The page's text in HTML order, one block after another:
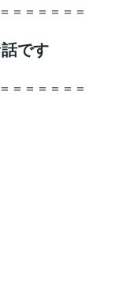
＝＝＝＝＝＝
です
＝＝＝＝＝＝